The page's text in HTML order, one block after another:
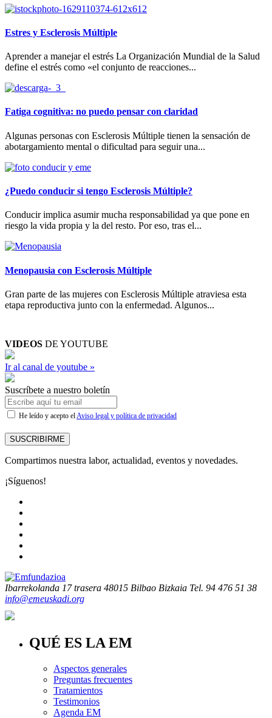
Estres y Esclerosis Múltiple
Aprender a manejar el estrés La Organización Mundial de la Salud
define el estrés como «el conjunto de reacciones...
Fatiga cognitiva: no puedo pensar con claridad
Algunas personas con Esclerosis Múltiple tienen la sensación de
abotargamiento mental o dificultad para seguir una...
¿Puedo conducir si tengo Esclerosis Múltiple?
Conducir implica asumir mucha responsabilidad ya que pone en
riesgo la vida propia y la del resto. Por eso, tras el...
Menopausia con Esclerosis Múltiple
Gran parte de las mujeres con Esclerosis Múltiple atraviesa esta
etapa reproductiva junto con la enfermedad. Algunos...
VIDEOS DE YOUTUBE
Ir al canal de youtube »
Suscríbete a nuestro boletín
He leído y acepto elAviso legal y política de privacidad
SUSCRIBIRME
Compartimos nuestra labor, actualidad, eventos y novedades.
¡Síguenos!
Ibarrekolanda 17 trasera 48015 Bilbao Bizkaia Tel. 94 476 51 38
info@emeuskadi.org
QUÉ ES LA EM
Aspectos generales
Preguntas frecuentes
Tratamientos
Testimonios
Agenda EM